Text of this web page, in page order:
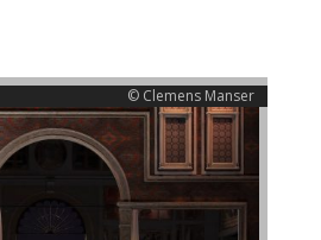
© Clemens Manser